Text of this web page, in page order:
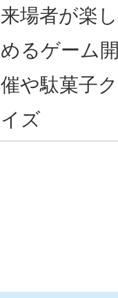
来場者が楽し
めるゲーム
催や駄菓子ク
イズ